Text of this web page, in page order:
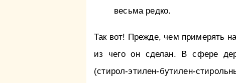
весьма редко.
Так вот! Прежде, чем примерять
из чего он сделан. В сфере
(стирол-этилен-бутилен-